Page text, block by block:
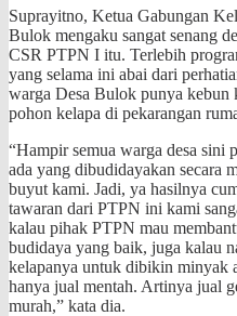
Suprayitno, Ketua Gabungan
Bulok mengaku sangat senang
CSR PTPN I itu. Terlebih
yang selama ini abai dari
warga Desa Bulok punya kebun
pohon kelapa di pekarangan
“Hampir semua warga desa sini
ada yang dibudidayakan secara
buyut kami. Jadi, ya hasilnya
tawaran dari PTPN ini kami
kalau pihak PTPN mau
budidaya yang baik, juga kalau
kelapanya untuk dibikin minyak
hanya jual mentah. Artinya jual
murah,” kata dia.